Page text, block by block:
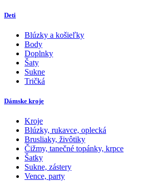
Deti
Blúzky a košieľky
Body
Doplnky
Šaty
Sukne
Tričká
Dámske kroje
Kroje
Blúzky, rukavce, oplecká
Brusliaky, živôtiky
Čižmy, tanečné topánky, krpce
Šatky
Sukne, zástery
Vence, party